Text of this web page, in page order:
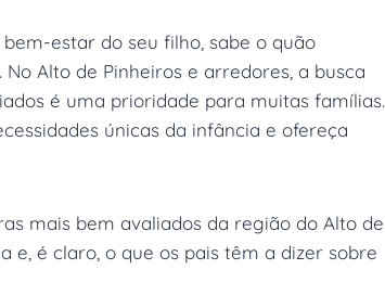
estar do seu filho, sabe o quão
Alto de Pinheiros e arredores, a busca
é uma prioridade para muitas famílias.
únicas da infância e ofereça
mais bem avaliados da região do Alto de
e, é claro, o que os pais têm a dizer sobre